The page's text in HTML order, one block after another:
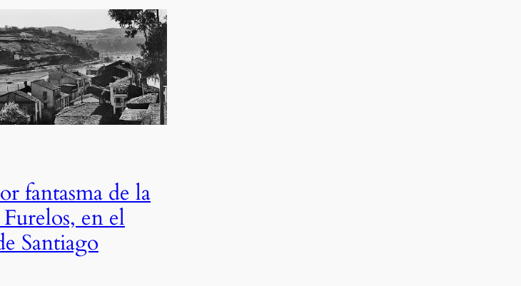
fantasma de la
en el
Santiago